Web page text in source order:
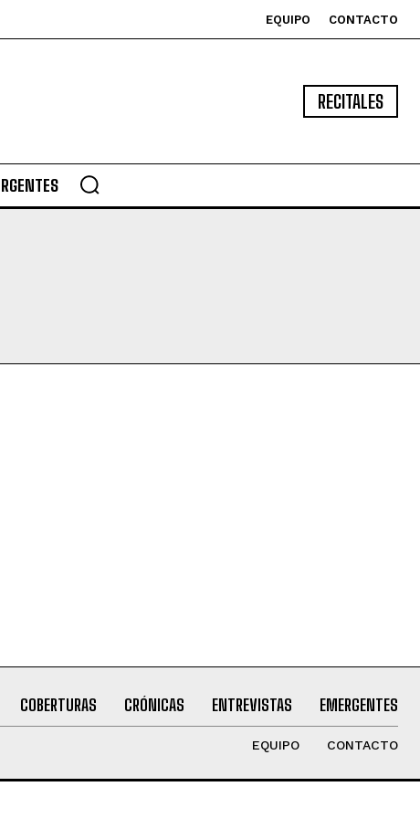
EQUIPO CONTACTO
RECITALES
COBERTURAS CRÓNICAS ENTREVISTAS EMERGENTES
EQUIPO CONTACTO